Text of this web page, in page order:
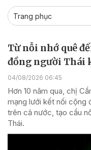
Từ nỗi nhớ quê
đồng người Thái
04/08/2026 06:45
Hơn 10 năm qua, chị
mạng lưới kết nối cộng
trên cả nước, tạo cầu
Thái.